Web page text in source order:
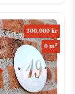
300.000 kr
0 m2